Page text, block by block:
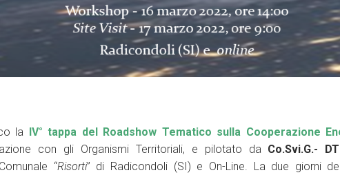
la IV° tappa del Roadshow Tematico sulla Cooperazione
con gli Organismi Territoriali, e pilotato da Co.Svi.G.-
“Risorti” di Radicondoli (SI) e On-Line. La due giorni